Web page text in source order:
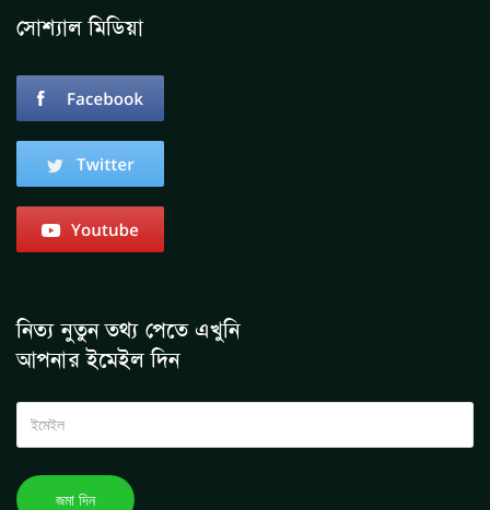
সোশ্যাল মিডিয়া
নিত্য নুতুন তথ্য পেতে এখুনি
আপনার ইমেইল দিন